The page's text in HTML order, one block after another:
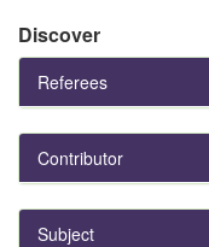
Discover
Referees
Contributor
Subject